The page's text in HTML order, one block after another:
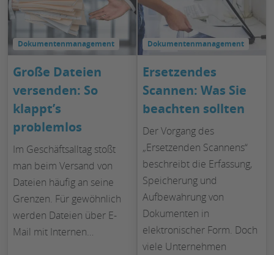
Dokumentenmanagement
Große Dateien
versenden: So
klappt’s
problemlos
Im Geschäftsalltag stoßt
man beim Versand von
Dateien häufig an seine
Grenzen. Für gewöhnlich
werden Dateien über E-
Mail mit Internen…
Dokumentenmanagement
Ersetzendes
Scannen: Was Sie
beachten sollten
Der Vorgang des
„Ersetzenden Scannens“
beschreibt die Erfassung,
Speicherung und
Aufbewahrung von
Dokumenten in
elektronischer Form. Doch
viele Unternehmen